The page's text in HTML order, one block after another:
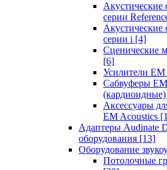
Акустические
серии
Акустические
серии i [4]
Сценические
[6]
Усилители EM
Сабвуферы
(кардиоидные)
Аксессуары
EM Acoustics
Адаптеры Audinate
оборудования [13]
Оборудование
Потолочные